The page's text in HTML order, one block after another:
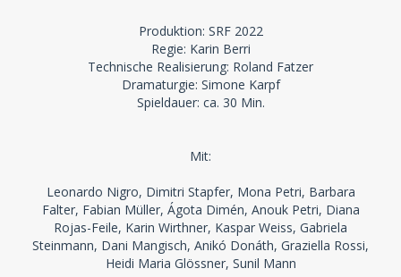
Produktion: SRF 2022
Regie: Karin Berri
Technische Realisierung: Roland Fatzer
Dramaturgie: Simone Karpf
Spieldauer: ca. 30 Min.
Mit:
Leonardo Nigro, Dimitri Stapfer, Mona Petri, Barbara
Falter, Fabian Müller, Ágota Dimén, Anouk Petri, Diana
Rojas-Feile, Karin Wirthner, Kaspar Weiss, Gabriela
Steinmann, Dani Mangisch, Anikó Donáth, Graziella Rossi,
Heidi Maria Glössner, Sunil Mann